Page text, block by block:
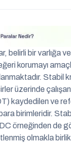
belirli bir varlığa
korumayı
Stabil
üzerinde çalışan
kaydedilen ve
birimleridir.
örneğinden de
olmakla